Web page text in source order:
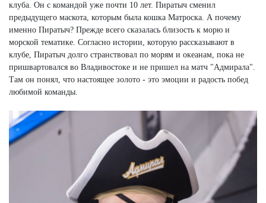
клуба. Он с командой уже почти 10 лет. Пиратыч сменил
предыдущего маскота, которым была кошка Матроска. А почему
именно Пиратыч? Прежде всего сказалась близость к морю и
морской тематике. Согласно истории, которую рассказывают в
клубе, Пиратыч долго странствовал по морям и океанам, пока не
пришвартовался во Владивостоке и не пришел на матч "Адмирала".
Там он понял, что настоящее золото - это эмоции и радость побед
любимой команды.